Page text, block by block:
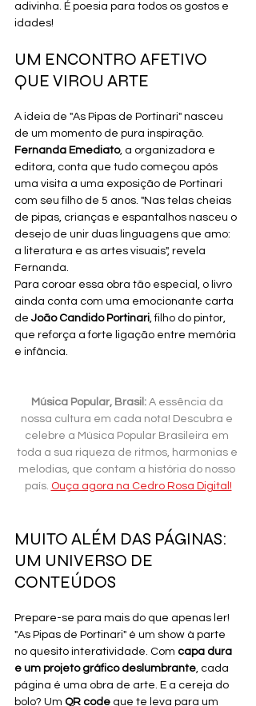
adivinha. É poesia para todos os gostos e
idades!
UM ENCONTRO AFETIVO
QUE VIROU ARTE
A ideia de "As Pipas de Portinari" nasceu
de um momento de pura inspiração.
Fernanda Emediato, a organizadora e
editora, conta que tudo começou após
uma visita a uma exposição de Portinari
com seu filho de 5 anos. "Nas telas cheias
de pipas, crianças e espantalhos nasceu o
desejo de unir duas linguagens que amo:
a literatura e as artes visuais", revela
Fernanda.
Para coroar essa obra tão especial, o livro
ainda conta com uma emocionante carta
de João Candido Portinari, filho do pintor,
que reforça a forte ligação entre memória
e infância.
Música Popular, Brasil: A essência da
nossa cultura em cada nota! Descubra e
celebre a Música Popular Brasileira em
toda a sua riqueza de ritmos, harmonias e
melodias, que contam a história do nosso
país. Ouça agora na Cedro Rosa Digital!
MUITO ALÉM DAS PÁGINAS:
UM UNIVERSO DE
CONTEÚDOS
Prepare-se para mais do que apenas ler!
"As Pipas de Portinari" é um show à parte
no quesito interatividade. Com capa dura
e um projeto gráfico deslumbrante, cada
página é uma obra de arte. E a cereja do
bolo? Um QR code que te leva para um